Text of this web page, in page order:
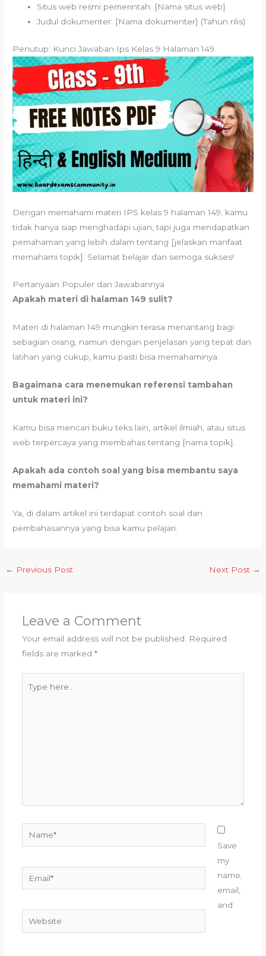
Situs web resmi pemerintah: [Nama situs web]
Judul dokumenter: [Nama dokumenter] (Tahun rilis)
Penutup: Kunci Jawaban Ips Kelas 9 Halaman 149
Dengan memahami materi IPS kelas 9 halaman 149, kamu
tidak hanya siap menghadapi ujian, tapi juga mendapatkan
pemahaman yang lebih dalam tentang [jelaskan manfaat
memahami topik]. Selamat belajar dan semoga sukses!
Pertanyaan Populer dan Jawabannya
Apakah materi di halaman 149 sulit?
Materi di halaman 149 mungkin terasa menantang bagi
sebagian orang, namun dengan penjelasan yang tepat dan
latihan yang cukup, kamu pasti bisa memahaminya.
Bagaimana cara menemukan referensi tambahan
untuk materi ini?
Kamu bisa mencari buku teks lain, artikel ilmiah, atau situs
web terpercaya yang membahas tentang [nama topik].
Apakah ada contoh soal yang bisa membantu saya
memahami materi?
Ya, di dalam artikel ini terdapat contoh soal dan
pembahasannya yang bisa kamu pelajari.
← Previous Post Next Post →
Leave a Comment
Your email address will not be published.
Required
fields are marked *
here..
Name*
Website
Save
my
name,
email,
and